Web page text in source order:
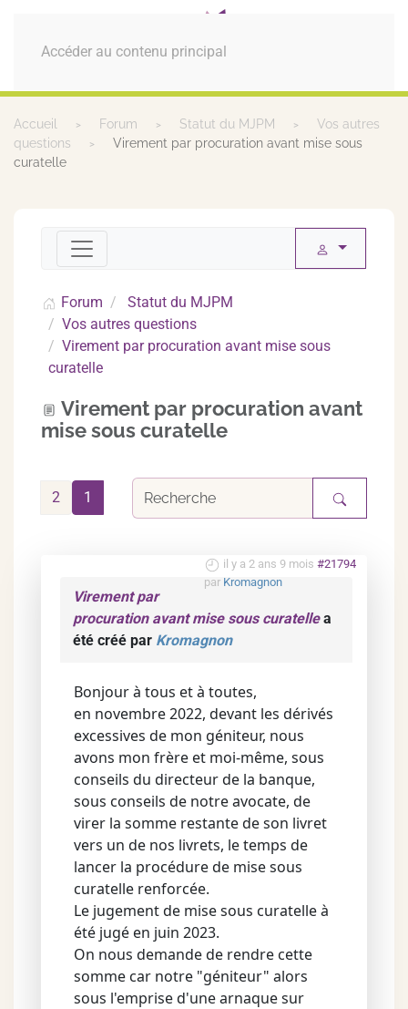
Accéder au contenu principal
MENU
Accueil Forum Statut du MJPM
Vos autres
questions
Virement par procuration avant mise sous
curatelle
Forum
Statut du MJPM
Vos autres questions
Virement par procuration avant mise sous
curatelle
Virement par procuration avant
mise sous curatelle
1
2
il y a 2 ans 9 mois #21794
par Kromagnon
Virement par
procuration avant mise sous curatellea
été créé par Kromagnon
Bonjour à tous et à toutes,
en novembre 2022, devant les dérivés
excessives de mon géniteur, nous
avons mon frère et moi-même, sous
conseils du directeur de la banque,
sous conseils de notre avocate, de
virer la somme restante de son livret
vers un de nos livrets, le temps de
lancer la procédure de mise sous
curatelle renforcée.
Le jugement de mise sous curatelle à
été jugé en juin 2023.
On nous demande de rendre cette
somme car notre "géniteur" alors
sous l'emprise d'une arnaque sur